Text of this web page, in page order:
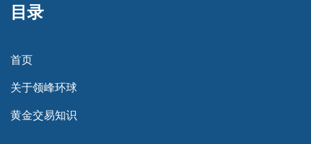
目录
首页
关于领峰环球
黄金交易知识